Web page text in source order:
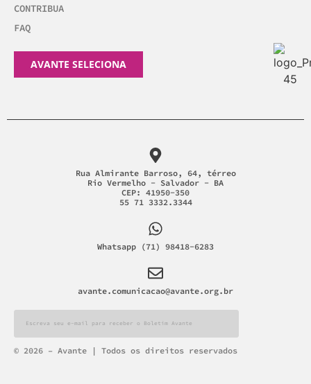
CONTRIBUA
FAQ
AVANTE SELECIONA
Rua Almirante Barroso, 64, térreo
Rio Vermelho - Salvador - BA
CEP: 41950-350
55 71 3332.3344
Whatsapp (71) 98418-6283
avante.comunicacao@avante.org.br
Alternative:
© 2026 – Avante | Todos os direitos reservados